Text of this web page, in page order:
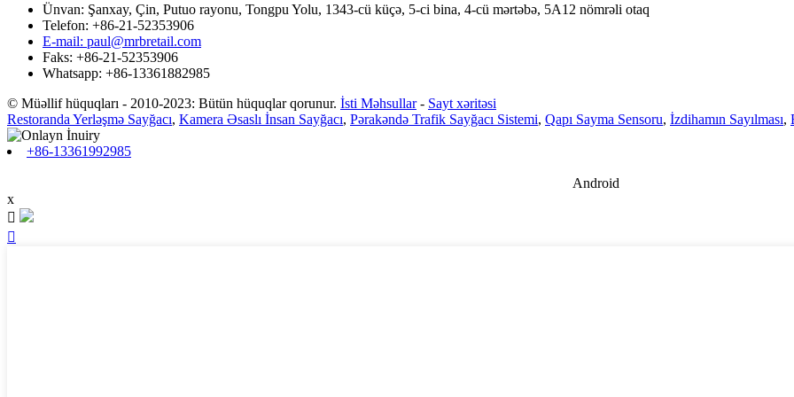
Ünvan: Şanxay, Çin, Putuo rayonu, Tongpu Yolu, 1343-cü küçə, 5-ci bina, 4-cü mərtəbə, 5A12 nömrəli otaq
Telefon: +86-21-52353906
E-mail: paul@mrbretail.com
Faks: +86-21-52353906
Whatsapp: +86-13361882985
© Müəllif hüquqları - 2010-2023: Bütün hüquqlar qorunur. İsti Məhsullar- Sayt xəritəsi
Restoranda Yerləşmə Sayğacı, Kamera Əsaslı İnsan Sayğacı, Pərakəndə Trafik Sayğacı Sistemi, Qapı Sayma Sensoru, İzdihamın Sayılması,
+86-13361992985
Android
x

